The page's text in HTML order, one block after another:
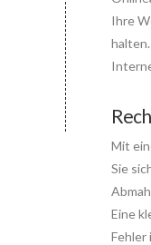
Ihre
Mit
Sie
Eine
Fehler